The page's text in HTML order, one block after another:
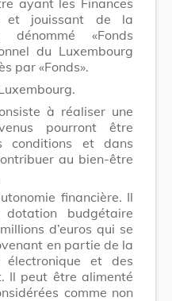
et jouissant de la
dénommé «Fonds
du Luxembourg
par «Fonds».
à réaliser une
pourront être
conditions et dans
au bien-être
financière. Il
budgétaire
d’euros qui se
en partie de la
et des
Il peut être alimenté
comme non